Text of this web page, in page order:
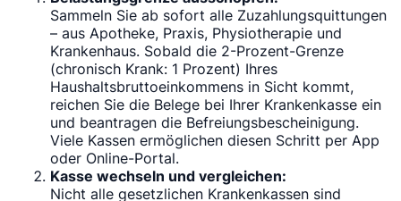
Sammeln Sie ab sofort alle Zuzahlungsquittungen
– aus Apotheke, Praxis, Physiotherapie und
Krankenhaus. Sobald die 2-Prozent-Grenze
(chronisch Krank: 1 Prozent) Ihres
Haushaltsbruttoeinkommens in Sicht kommt,
reichen Sie die Belege bei Ihrer Krankenkasse ein
und beantragen die Befreiungsbescheinigung.
Viele Kassen ermöglichen diesen Schritt per App
oder Online-Portal.
Kasse wechseln und vergleichen:
Nicht alle gesetzlichen Krankenkassen sind